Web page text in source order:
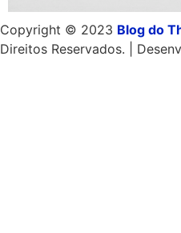
Copyright © 2023 Blog do
Direitos Reservados. |